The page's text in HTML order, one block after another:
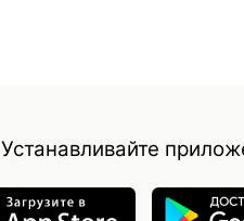
Устанавливайте